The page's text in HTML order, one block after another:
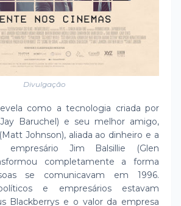
Divulgação
como a tecnologia criada por
Baruchel) e seu melhor amigo,
Johnson), aliada ao dinheiro e a
empresário Jim Balsillie (Glen
completamente a forma
se comunicavam em 1996.
e empresários estavam
Blackberrys e o valor da empresa